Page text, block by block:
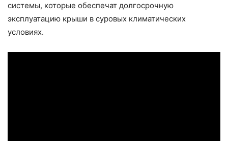
системы, которые обеспечат долгосрочную
эксплуатацию крыши в суровых климатических
условиях.